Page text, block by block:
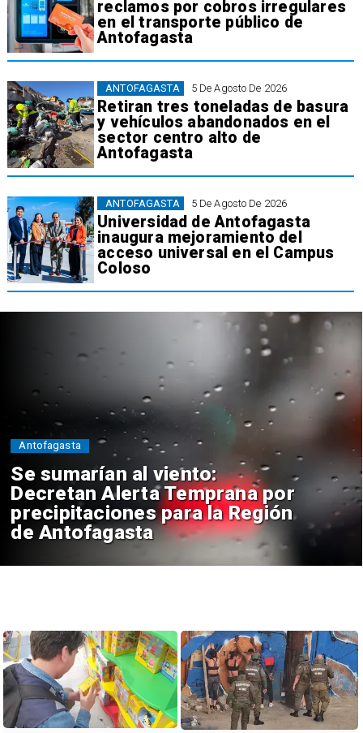
reclamos por cobros irregulares
en el transporte público de
Antofagasta
5 De Agosto De 2026
Retiran tres toneladas de basura
y vehículos abandonados en el
sector centro alto de
Antofagasta
ANTOFAGASTA
5 De Agosto De 2026
Universidad de Antofagasta
inaugura mejoramiento del
acceso universal en el Campus
Coloso
ANTOFAGASTA
Se sumarían al viento:
Decretan Alerta Temprana por
precipitaciones para la Región
de Antofagasta
Antofagasta